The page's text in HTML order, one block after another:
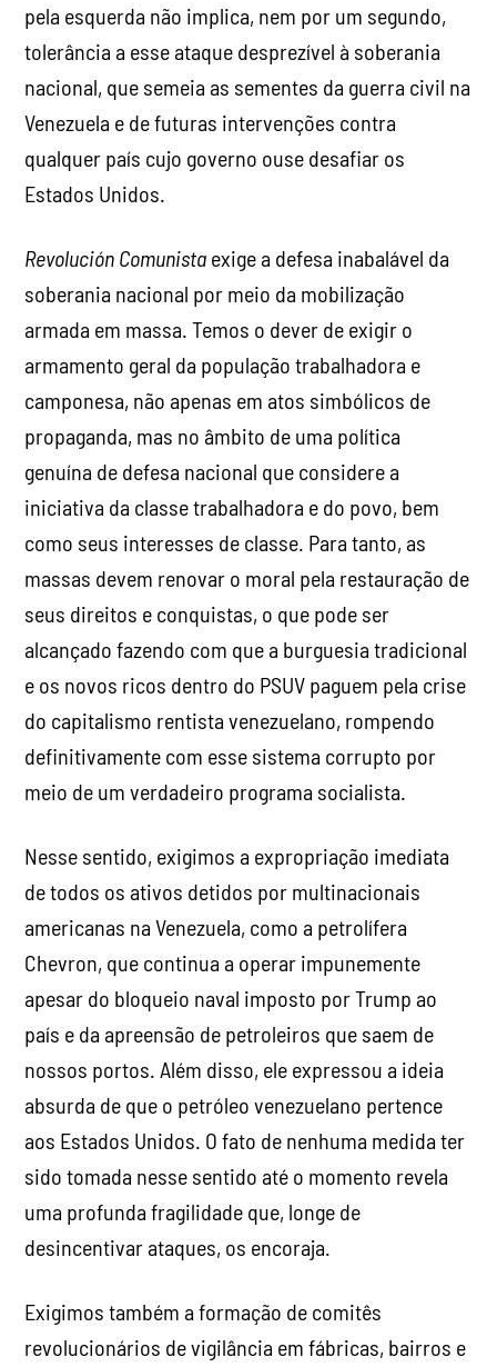
pela esquerda não implica, nem por um segundo,
tolerância a esse ataque desprezível à soberania
nacional, que semeia as sementes da guerra civil na
Venezuela e de futuras intervenções contra
qualquer país cujo governo ouse desafiar os
Estados Unidos.
Revolución Comunista exige a defesa inabalável da
soberania nacional por meio da mobilização
armada em massa. Temos o dever de exigir o
armamento geral da população trabalhadora e
camponesa, não apenas em atos simbólicos de
propaganda, mas no âmbito de uma política
genuína de defesa nacional que considere a
iniciativa da classe trabalhadora e do povo, bem
como seus interesses de classe. Para tanto, as
massas devem renovar o moral pela restauração de
seus direitos e conquistas, o que pode ser
alcançado fazendo com que a burguesia tradicional
e os novos ricos dentro do PSUV paguem pela crise
do capitalismo rentista venezuelano, rompendo
definitivamente com esse sistema corrupto por
meio de um verdadeiro programa socialista.
Nesse sentido, exigimos a expropriação imediata
de todos os ativos detidos por multinacionais
americanas na Venezuela, como a petrolífera
Chevron, que continua a operar impunemente
apesar do bloqueio naval imposto por Trump ao
país e da apreensão de petroleiros que saem de
nossos portos. Além disso, ele expressou a ideia
absurda de que o petróleo venezuelano pertence
aos Estados Unidos. O fato de nenhuma medida ter
sido tomada nesse sentido até o momento revela
uma profunda fragilidade que, longe de
desincentivar ataques, os encoraja.
Exigimos também a formação de comitês
revolucionários de vigilância em fábricas, bairros e